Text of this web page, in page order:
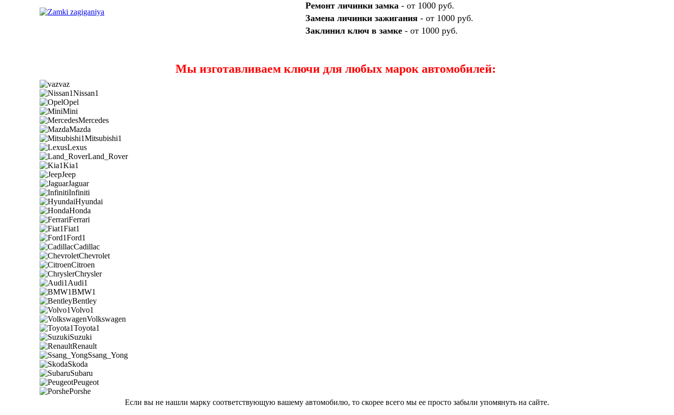
Ремонт личинки замка - от 1000 руб.
Замена личинки зажигания - от 1000 руб.
Заклинил ключ в замке - от 1000 руб.
Мы изготавливаем ключи для любых марок автомобилей:
vaz
Nissan1
Opel
Mini
Mercedes
Mazda
Mitsubishi1
Lexus
Land_Rover
Kia1
Jeep
Jaguar
Infiniti
Hyundai
Honda
Ferrari
Fiat1
Ford1
Cadillac
Chevrolet
Citroen
Chrysler
Audi1
BMW1
Bentley
Volvo1
Volkswagen
Toyota1
Suzuki
Renault
Ssang_Yong
Skoda
Subaru
Peugeot
Porshe
Если вы не нашли марку соответствующую вашему автомобилю, то скорее всего мы ее просто забыли упомянуть на сайте.